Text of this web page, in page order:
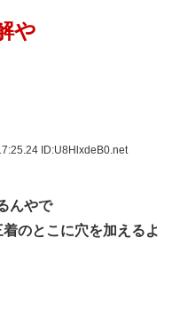
や
ID:U8HlxdeB0.net
んやで
のとこに穴を加えるよ